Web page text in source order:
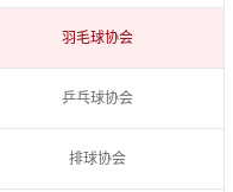
羽毛球协会
乒乓球协会
排球协会